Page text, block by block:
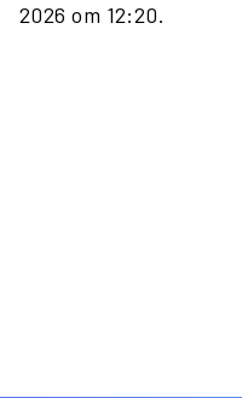
2026 om 12:20.